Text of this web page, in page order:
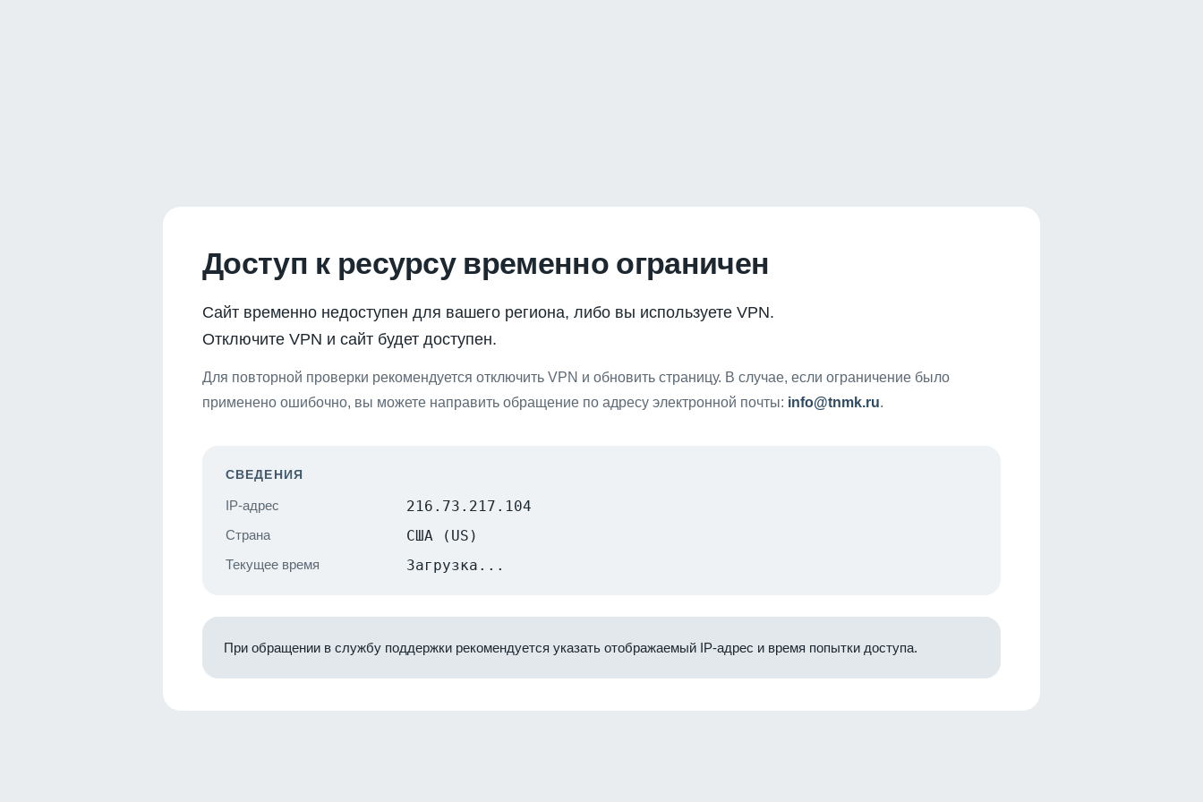
Доступ к ресурсу временно ограничен
Сайт временно недоступен для вашего региона, либо вы используете VPN.
Отключите VPN и сайт будет доступен.
Для повторной проверки рекомендуется отключить VPN и обновить страницу. В случае, если ограничение было
применено ошибочно, вы можете направить обращение по адресу электронной почты: info@tnmk.ru.
СВЕДЕНИЯ
IP-адрес 216.73.217.104
Страна США (US)
Текущее время Загрузка...
При обращении в службу поддержки рекомендуется указать отображаемый IP-адрес и время попытки доступа.